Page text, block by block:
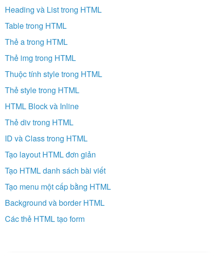
Heading và List trong HTML
Table trong HTML
Thẻ a trong HTML
Thẻ img trong HTML
Thuộc tính style trong HTML
Thẻ style trong HTML
HTML Block và Inline
Thẻ div trong HTML
ID và Class trong HTML
Tạo layout HTML đơn giản
Tạo HTML danh sách bài viết
Tạo menu một cấp bằng HTML
Background và border HTML
Các thẻ HTML tạo form